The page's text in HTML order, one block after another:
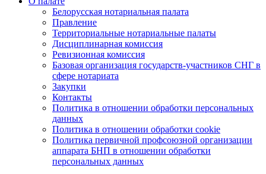
Белорусская нотариальная палата
Правление
Территориальные нотариальные палаты
Дисциплинарная комиссия
Ревизионная комиссия
Базовая организация государств-участников СНГ в
сфере нотариата
Закупки
Контакты
Политика в отношении обработки персональных
данных
Политика в отношении обработки cookie
Политика первичной профсоюзной организации
аппарата БНП в отношении обработки
персональных данных